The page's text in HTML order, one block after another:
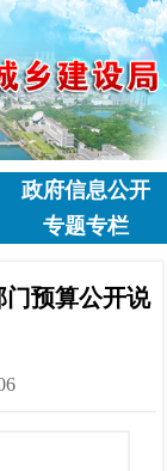
政府信息公开
专题专栏
门预算公开说